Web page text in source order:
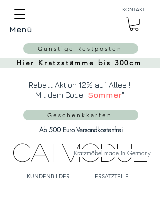
CatModul
Kratzmöbel made in Germany
Menü
KONTAKT
KUNDENBILDER ERSATZTEILE
Ab 500 Euro Versandkostenfrei
Hier Kratzstämme bis 300cm
Geschenkkarten
Günstige Restposten
Rabatt Aktion 12% auf Alles !
Mit dem Code "Sommer"